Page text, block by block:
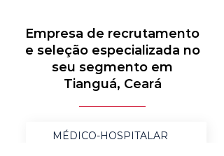
Empresa de recrutamento
e seleção especializada no
seu segmento em
Tianguá, Ceará
MÉDICO-HOSPITALAR